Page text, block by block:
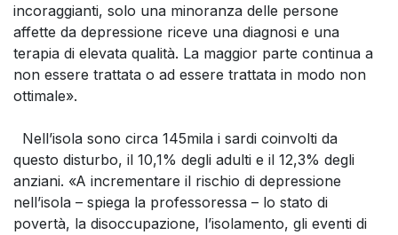
incoraggianti, solo una minoranza delle persone
affette da depressione riceve una diagnosi e una
terapia di elevata qualità. La maggior parte continua a
non essere trattata o ad essere trattata in modo non
ottimale».
Nell’isola sono circa 145mila i sardi coinvolti da
questo disturbo, il 10,1% degli adulti e il 12,3% degli
anziani. «A incrementare il rischio di depressione
nell’isola – spiega la professoressa – lo stato di
povertà, la disoccupazione, l’isolamento, gli eventi di